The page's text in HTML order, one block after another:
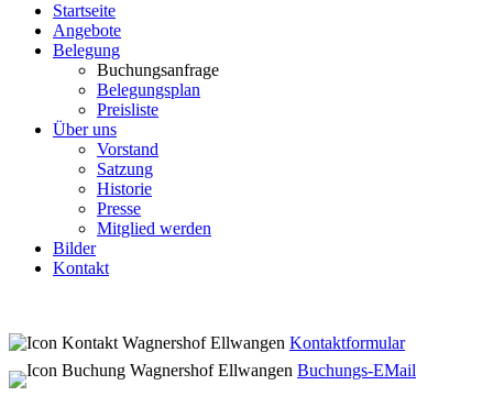
Startseite
Angebote
Belegung
Buchungsanfrage
Belegungsplan
Preisliste
Über uns
Vorstand
Satzung
Historie
Presse
Mitglied werden
Bilder
Kontakt
Kontaktformular
Buchungs-EMail